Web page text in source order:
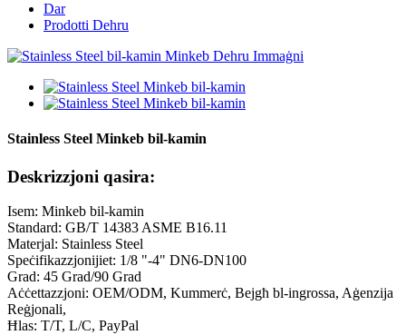
Dar
Prodotti Dehru
Stainless Steel Minkeb bil-kamin
Deskrizzjoni qasira:
Isem: Minkeb bil-kamin
Standard: GB/T 14383 ASME B16.11
Materjal: Stainless Steel
Speċifikazzjonijiet: 1/8 "-4" DN6-DN100
Grad: 45 Grad/90 Grad
Aċċettazzjoni: OEM/ODM, Kummerċ, Bejgħ bl-ingrossa, Aġenzija
Reġjonali,
Ħlas: T/T, L/C, PayPal